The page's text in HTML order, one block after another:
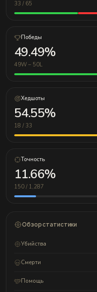
33 / 65
Победы
49.49%
49W – 50L
Хедшоты
54.55%
18 / 33
Точность
11.66%
150 / 1,287
Обзор статистики
Убийства
Смерти
Помощь